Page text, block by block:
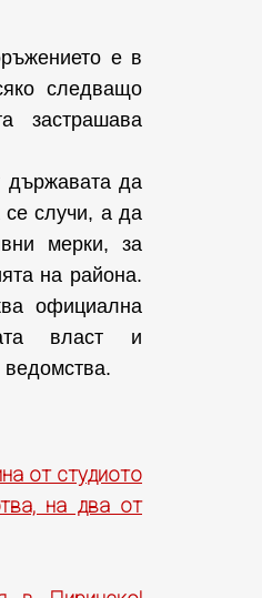
е в
следващо
застрашава
държавата да
се случи, а да
мерки, за
на района.
официална
власт и
от студиото
на два от